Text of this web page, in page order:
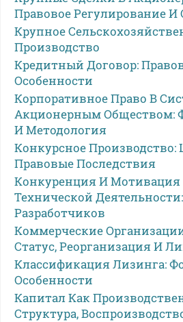
Правовое Регулирование И
Крупное
Производство
Кредитный Договор:
Особенности
Корпоративное Право В
Акционерным Обществом:
И Методология
Конкурсное Производство:
Правовые Последствия
Конкуренция И Мотивация
Технической
Разработчиков
Коммерческие
Статус, Реорганизация И
Классификация Лизинга:
Особенности
Капитал Как
Структура,